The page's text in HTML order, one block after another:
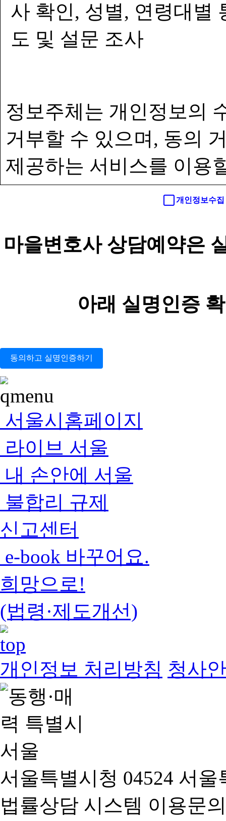
사 확인, 성별, 연령대별
도 및 설문 조사
정보주체는 개인정보의
거부할 수 있으며, 동의
제공하는 서비스를 이용
개인정보수
마을변호사 상담예약은
아래 실명인증
동의하고 실명인증하기
서울시홈페이지
라이브 서울
내 손안에 서울
불합리 규제
신고센터
e-book 바꾸어요.
희망으로!
(법령·제도개선)
개인정보 처리방침 청사
서울특별시청 04524 서
법률상담 시스템 이용문